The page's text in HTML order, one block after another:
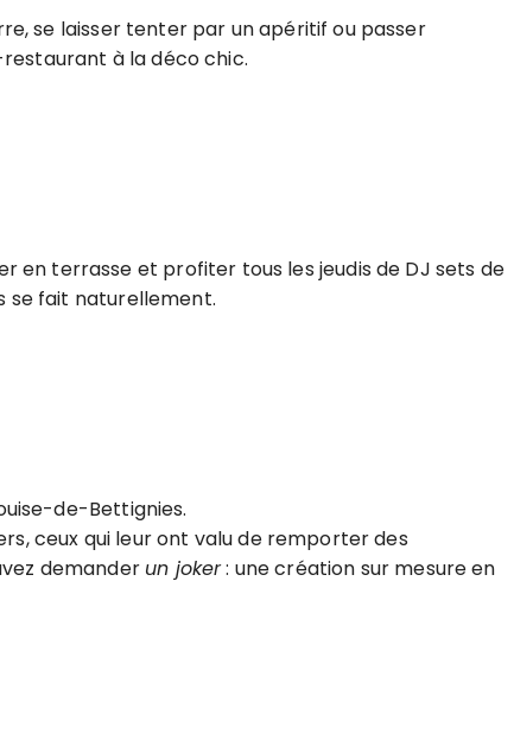
se laisser tenter par un apéritif ou passer
restaurant à la déco chic.
en terrasse et profiter tous les jeudis de DJ sets de
se fait naturellement.
de-Bettignies.
ceux qui leur ont valu de remporter des
demander un joker: une création sur mesure en